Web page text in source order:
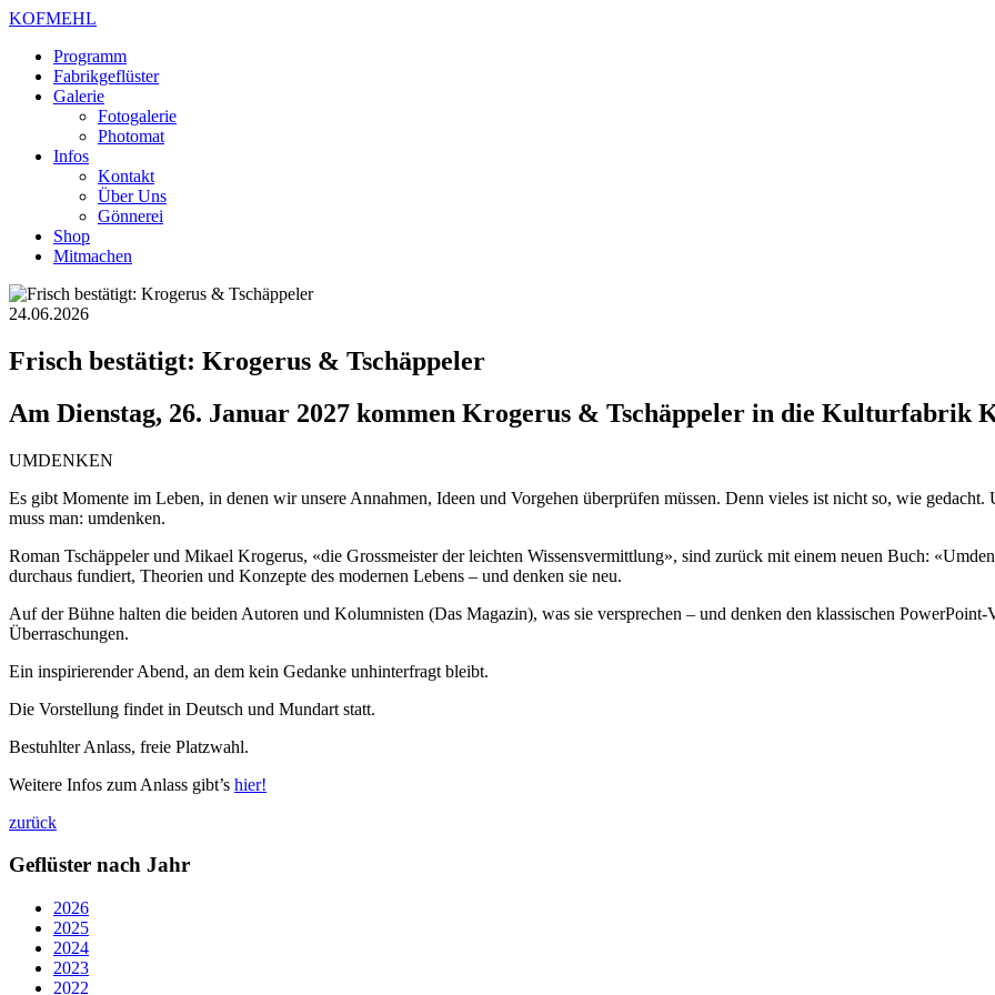
KOFMEHL
Programm
Fabrikgeflüster
Galerie
Fotogalerie
Photomat
Infos
Kontakt
Über Uns
Gönnerei
Shop
Mitmachen
24.06.2026
Frisch bestätigt: Krogerus & Tschäppeler
Am Dienstag, 26. Januar 2027 kommen Krogerus & Tschäppeler in die Kulturfabrik
UMDENKEN
Es gibt Momente im Leben, in denen wir unsere Annahmen, Ideen und Vorgehen überprüfen müssen. Denn vieles ist nicht so, wie
muss man: umdenken.
Roman Tschäppeler und Mikael Krogerus, «die Grossmeister der leichten Wissensvermittlung», sind zurück mit einem neuen Buch:
durchaus fundiert, Theorien und Konzepte des modernen Lebens – und denken sie neu.
Auf der Bühne halten die beiden Autoren und Kolumnisten (Das Magazin), was sie versprechen – und denken den klassischen
Überraschungen.
Ein inspirierender Abend, an dem kein Gedanke unhinterfragt bleibt.
Die Vorstellung findet in Deutsch und Mundart statt.
Bestuhlter Anlass, freie Platzwahl.
Weitere Infos zum Anlass gibt’s hier!
zurück
Geflüster nach Jahr
2026
2025
2024
2023
2022